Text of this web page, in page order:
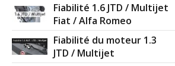
Fiabilité 1.6 JTD / Multijet
Fiat / Alfa Romeo
Fiabilité du moteur 1.3
JTD / Multijet